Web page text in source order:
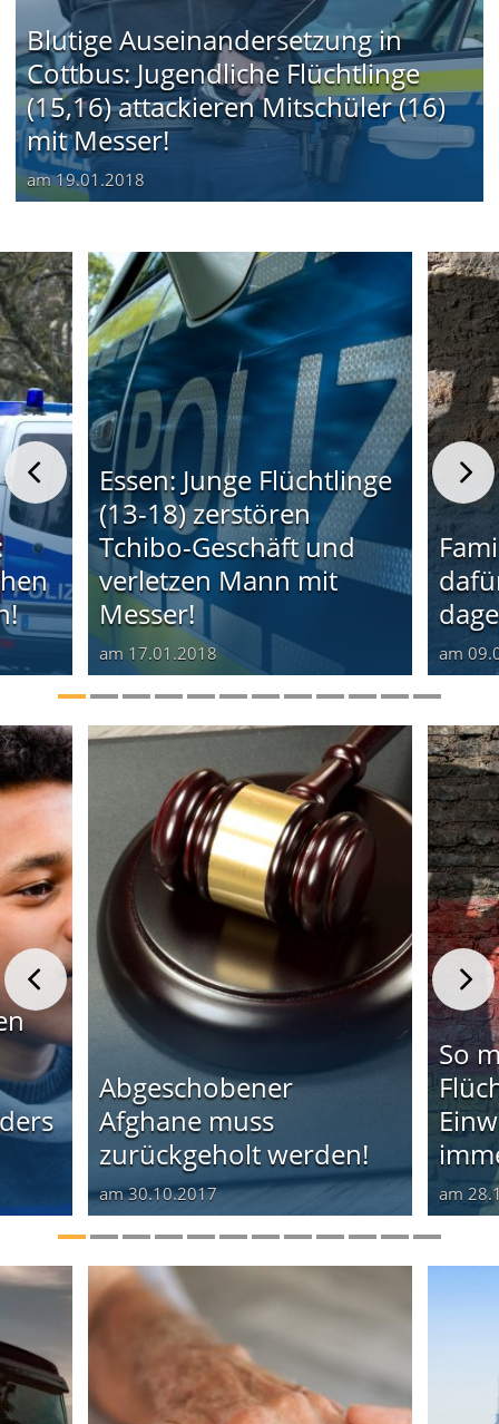
Blutige Auseinandersetzung in
Cottbus: Jugendliche Flüchtlinge
(15,16) attackieren Mitschüler (16)
mit Messer!
am19.01.2018
Essen: Junge Flüchtlinge
(13-18) zerstören
Tchibo-Geschäft und
verletzen Mann mit
Messer!
am 17.01.2018 am
Abgeschobener
Afghane muss
zurückgeholt werden!
am30.10.2017
So
am